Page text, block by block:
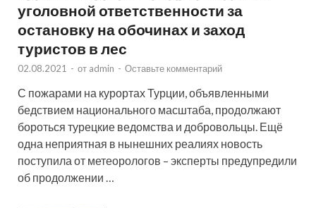
уголовной ответственности за
остановку на обочинах и заход
туристов в лес
02.08.2021 - от admin - Оставьте комментарий
С пожарами на курортах Турции, объявленными
бедствием национального масштаба, продолжают
бороться турецкие ведомства и добровольцы. Ещё
одна неприятная в нынешних реалиях новость
поступила от метеорологов – эксперты предупредили
об продолжении …